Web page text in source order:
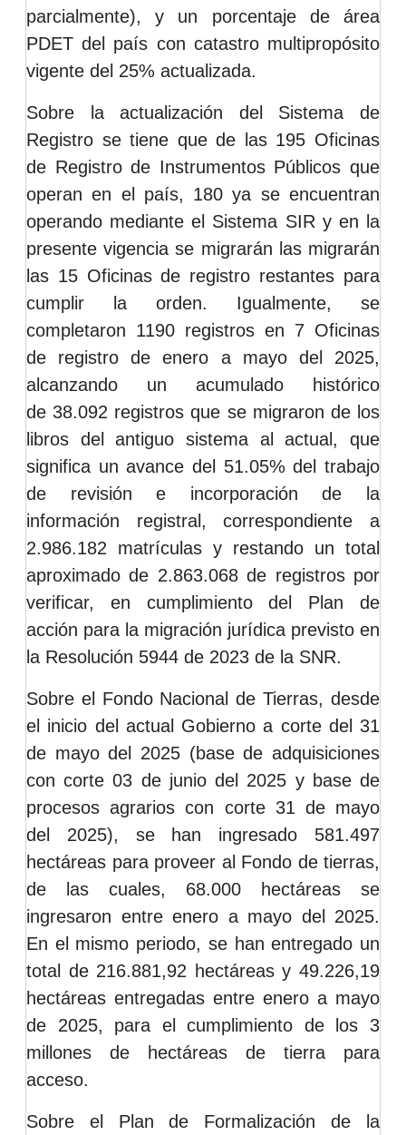
parcialmente), y un porcentaje de área
PDET del país con catastro multipropósito
vigente del 25% actualizada.
Sobre la actualización del Sistema de
Registro se tiene que de las 195 Oficinas
de Registro de Instrumentos Públicos que
operan en el país, 180 ya se encuentran
operando mediante el Sistema SIR y en la
presente vigencia se migrarán las migrarán
las 15 Oficinas de registro restantes para
cumplir la orden. Igualmente, se
completaron 1190 registros en 7 Oficinas
de registro de enero a mayo del 2025,
alcanzando un acumulado histórico
de 38.092 registros que se migraron de los
libros del antiguo sistema al actual, que
significa un avance del 51.05% del trabajo
de revisión e incorporación de la
información registral, correspondiente a
2.986.182 matrículas y restando un total
aproximado de 2.863.068 de registros por
verificar, en cumplimiento del Plan de
acción para la migración jurídica previsto en
la Resolución 5944 de 2023 de la SNR.
Sobre el Fondo Nacional de Tierras, desde
el inicio del actual Gobierno a corte del 31
de mayo del 2025 (base de adquisiciones
con corte 03 de junio del 2025 y base de
procesos agrarios con corte 31 de mayo
del 2025), se han ingresado 581.497
hectáreas para proveer al Fondo de tierras,
de las cuales, 68.000 hectáreas se
ingresaron entre enero a mayo del 2025.
En el mismo periodo, se han entregado un
total de 216.881,92 hectáreas y 49.226,19
hectáreas entregadas entre enero a mayo
de 2025, para el cumplimiento de los 3
millones de hectáreas de tierra para
acceso.
Sobre el Plan de Formalización de la